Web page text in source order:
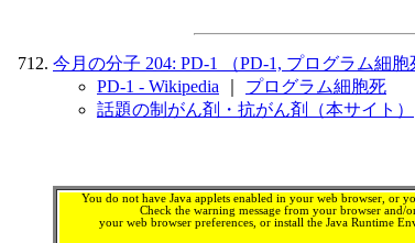
今月の分子 204: PD-1 （PD-1, プログラム細胞
PD-1 - Wikipedia
プログラム細胞死
話題の制がん剤・抗がん剤（本サイト）
You do not have Java applets enabled in your web browser, or
Check the warning message from your browser and/
your web browser preferences, or install the Java Runtime